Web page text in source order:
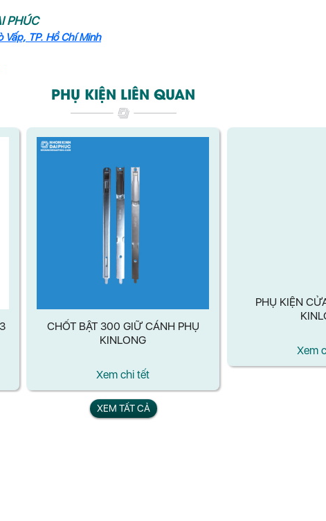
PHÚC
TP. Hồ Chí Minh
PHỤ KIỆN LIÊN QUAN
CHỐT BẬT 300 GIỮ CÁNH PHỤ
KINLONG
Xem chi tết
XEM TẤT CẢ